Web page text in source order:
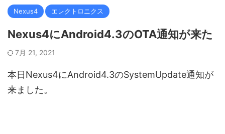
Nexus4 エレクトロニクス
Nexus4にAndroid4.3のOTA通知が来た
7月 21, 2021
本日Nexus4にAndroid4.3のSystemUpdate通知が
来ました。